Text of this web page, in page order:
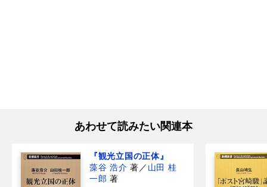
あわせて読みたい関連本
『観光立国の正体』
藻谷 浩介 著 ／ 山田 桂
一郎 著